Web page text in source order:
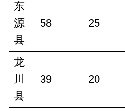
东
源
县
58 25
龙
川
县
39 20